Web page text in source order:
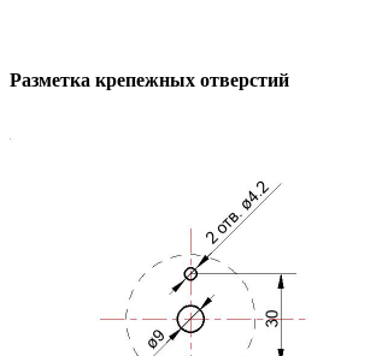
Разметка крепежных отверстий